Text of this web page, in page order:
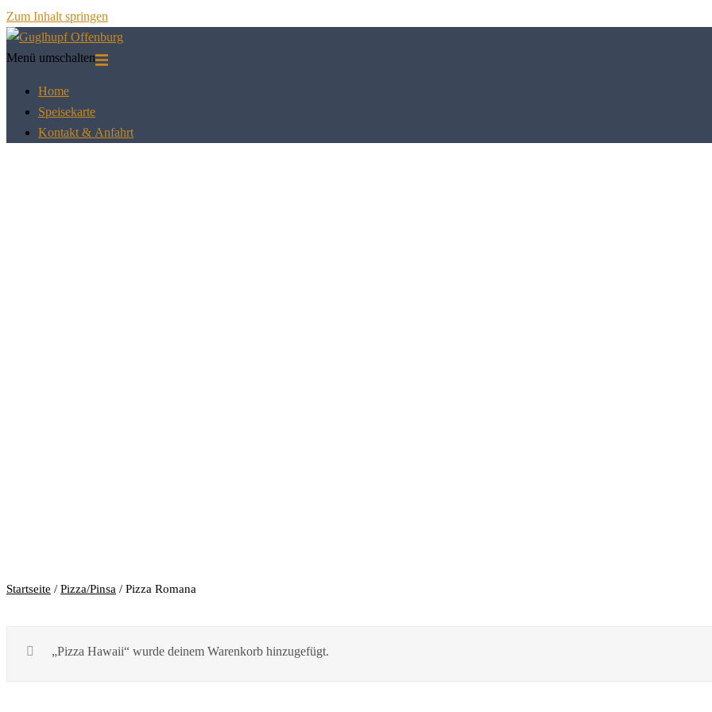
Zum Inhalt springen
Menü umschalten
Home
Speisekarte
Kontakt & Anfahrt
Startseite / Pizza/Pinsa / Pizza Romana
„Pizza Hawaii“ wurde deinem Warenkorb hinzugefügt.